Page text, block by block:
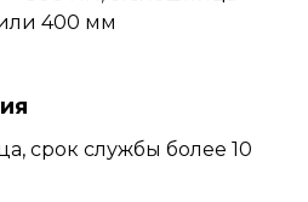
400 мм
срок службы более 10